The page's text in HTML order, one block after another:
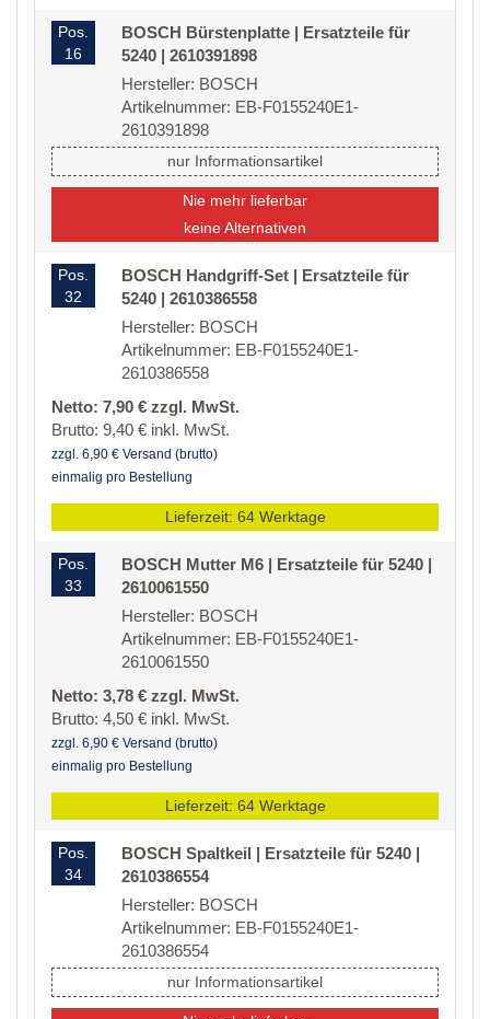
Pos.
16
BOSCH Bürstenplatte | Ersatzteile für
5240 | 2610391898
Hersteller: BOSCH
Artikelnummer: EB-F0155240E1-
2610391898
nur Informationsartikel
Nie mehr lieferbar
keine Alternativen
Pos.
32
BOSCH Handgriff-Set | Ersatzteile für
5240 | 2610386558
Hersteller: BOSCH
Artikelnummer: EB-F0155240E1-
2610386558
Netto: 7,90 € zzgl. MwSt.
Brutto: 9,40 € inkl. MwSt.
zzgl. 6,90 € Versand (brutto)
einmalig pro Bestellung
Lieferzeit: 64 Werktage
Pos.
33
BOSCH Mutter M6 | Ersatzteile für 5240 |
2610061550
Hersteller: BOSCH
Artikelnummer: EB-F0155240E1-
2610061550
Netto: 3,78 € zzgl. MwSt.
Brutto: 4,50 € inkl. MwSt.
zzgl. 6,90 € Versand (brutto)
einmalig pro Bestellung
Lieferzeit: 64 Werktage
Pos.
34
BOSCH Spaltkeil | Ersatzteile für 5240 |
2610386554
Hersteller: BOSCH
Artikelnummer: EB-F0155240E1-
2610386554
nur Informationsartikel